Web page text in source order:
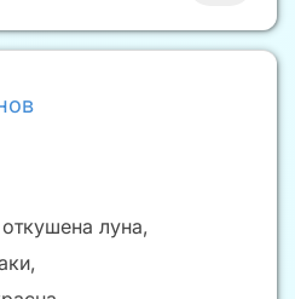
луна,